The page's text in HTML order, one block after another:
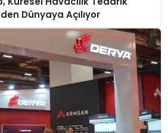
Dünyaya Açılıyor